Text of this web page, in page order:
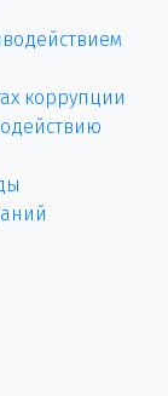
коррупции